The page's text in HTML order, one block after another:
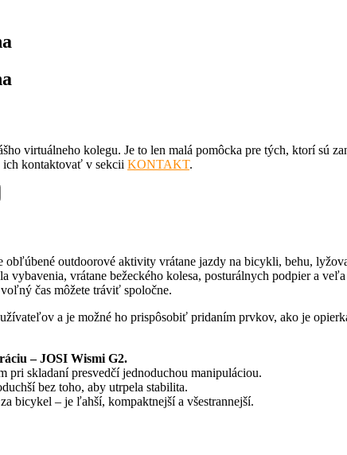
virtuálneho kolegu. Je to len malá pomôcka pre tých, ktorí sú
ich kontaktovať v sekcii KONTAKT.
outdoorové aktivity vrátane jazdy na bicykli, behu,
vrátane bežeckého kolesa, posturálnych podpier a
čas môžete tráviť spoločne.
a je možné ho prispôsobiť pridaním prvkov, ako je
– JOSI Wismi G2.
pri skladaní presvedčí jednoduchou manipuláciou.
bez toho, aby utrpela stabilita.
bicykel – je ľahší, kompaktnejší a všestrannejší.